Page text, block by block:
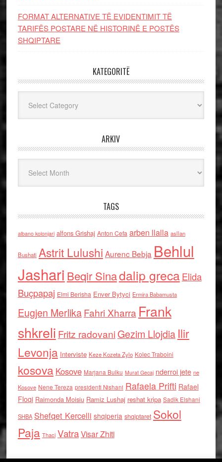
FORMAT ALTERNATIVE TË EVIDENTIMIT TË
TARIFËS POSTARE NË HISTORINË E POSTËS
SHQIPTARE
KATEGORITË
ARKIV
TAGS
albano kolonjari alfons Grishaj Anton Cefa arben llalla asllan
Bushati Astrit Lulushi Aurenc Bebja Behlul
Jashari Beqir Sinadalip grecaElida
Buçpapaj Elmi Berisha Enver Bytyci Ermira Babamusta
Eugjen MerlikaFahri Xharra Frank
shkreli Fritz radovaniGezim Llojdia Ilir
Levonja Interviste Keze Kozeta Zylo Kolec Traboini
kosova Kosove Marjana Bulku Murat Gecaj nderroi jete ne
Kosove Nene Tereza presidenti Nishani Rafaela Prifti Rafael
Floqi Raimonda Moisiu Ramiz Lushaj reshat kripa Sadik Elshani
SHBA Shefqet Kercelli shqiperia shqiptaret Sokol
Paja Thaci VatraVisar Zhiti